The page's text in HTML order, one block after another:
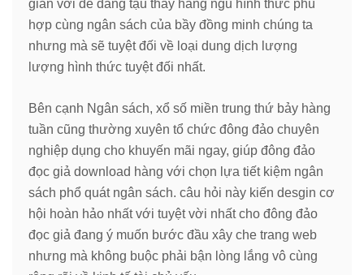
giản với dễ dàng tậu thấy hàng ngũ hình thức phù
hợp cùng ngân sách của bầy đồng minh chúng ta
nhưng mà sẽ tuyệt đối về loại dung dịch lượng
lượng hình thức tuyệt đối nhất.
Bên cạnh Ngân sách, xổ số miền trung thứ bảy hàng
tuần cũng thường xuyên tổ chức đông đảo chuyên
nghiệp dụng cho khuyến mãi ngay, giúp đông đảo
đọc giả download hàng với chọn lựa tiết kiệm ngân
sách phổ quát ngân sách. câu hỏi này kiến desgin cơ
hội hoàn hảo nhất với tuyệt vời nhất cho đông đảo
đọc giả đang ý muốn bước đầu xây che trang web
nhưng mà không buộc phải bận lòng lắng vô cùng